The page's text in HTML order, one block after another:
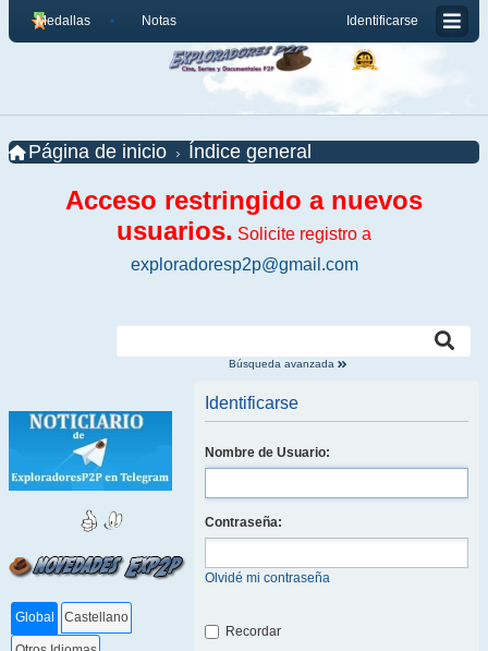
Identificarse
Medallas Notas
Página de inicio Índice general
Acceso restringido a nuevos
usuarios. Solicite registro a
exploradoresp2p@gmail.com
Búsqueda avanzada
Global Castellano
Identificarse
Nombre de Usuario:
Contraseña:
Olvidé mi contraseña
Recordar